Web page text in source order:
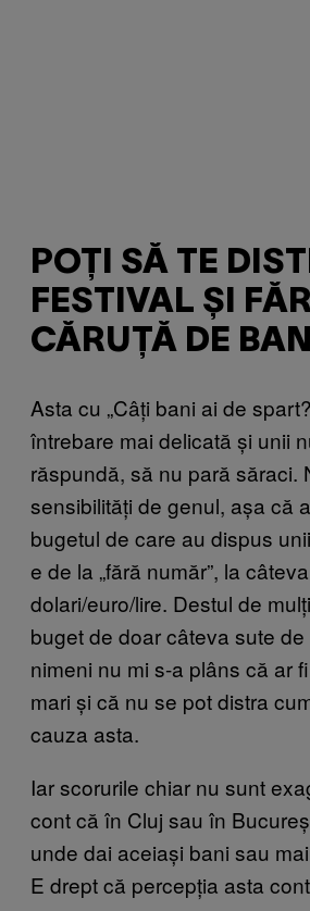
POȚI SĂ TE
FESTIVAL ȘI
CĂRUȚĂ DE BANI
Asta cu „Câți bani ai de
întrebare mai delicată și unii
răspundă, să nu pară săraci.
sensibilități de genul, așa că
bugetul de care au dispus
e de la „fără număr”, la
dolari/euro/lire. Destul de
buget de doar câteva sute
nimeni nu mi s-a plâns că ar
mari și că nu se pot distra
cauza asta.
Iar scorurile chiar nu sunt
cont că în Cluj sau în
unde dai aceiași bani sau
E drept că percepția asta